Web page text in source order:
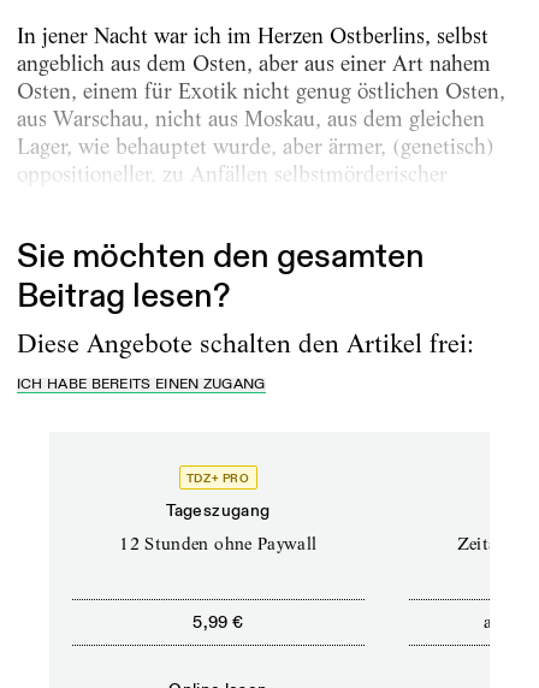
In jener Nacht war ich im Herzen Ostberlins, selbst
angeblich aus dem Osten, aber aus einer Art nahem
Osten, einem für Exotik nicht genug östlichen Osten,
aus Warschau, nicht aus Moskau, aus dem gleichen
Lager, wie behauptet wurde, aber ärmer, (genetisch)
oppositioneller, zu Anfällen selbstmörderischer
Sie möchten den gesamten
Beitrag lesen?
Diese Angebote schalten den Artikel frei:
ICH HABE BEREITS EINEN ZUGANG
TDZ+ PRO
Tageszugang
12 Stunden ohne Paywall
5,99 € ab